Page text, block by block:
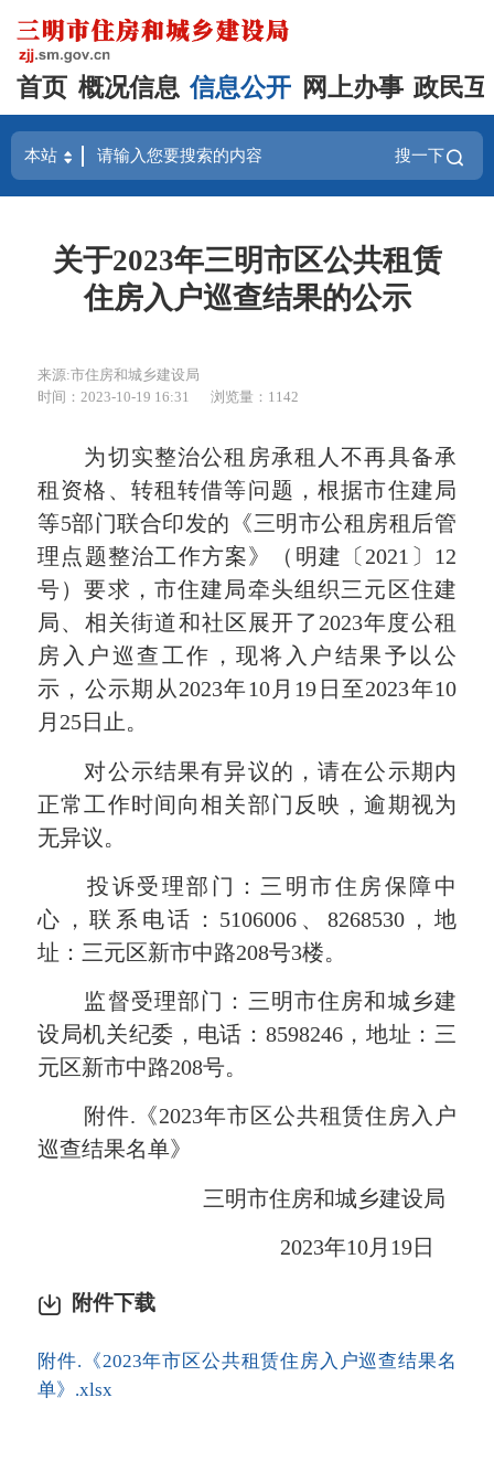
首页 概况信息 信息公开 网上办事 政民
搜一下
关于2023年三明市区公共租赁
住房入户巡查结果的公示
来源:市住房和城乡建设局
时间：2023-10-19 16:31
浏览量：1142
为切实整治公租房承租人不再具备承
租资格、转租转借等问题，根据市住建局
等5部门联合印发的《三明市公租房租后管
理点题整治工作方案》（明建〔2021〕12
号）要求，市住建局牵头组织三元区住建
局、相关街道和社区展开了2023年度公租
房入户巡查工作，现将入户结果予以公
示，公示期从2023年10月19日至2023年10
月25日止。
对公示结果有异议的，请在公示期内
正常工作时间向相关部门反映，逾期视为
无异议。
投诉受理部门：三明市住房保障中
心，联系电话：5106006、8268530，地
址：三元区新市中路208号3楼。
监督受理部门：三明市住房和城乡建
设局机关纪委，电话：8598246，地址：三
元区新市中路208号。
附件.《2023年市区公共租赁住房入户
巡查结果名单》
三明市住房和城乡建设局
2023年10月19日
附件下载
附件.《2023年市区公共租赁住房入户巡查结果名
单》.xlsx